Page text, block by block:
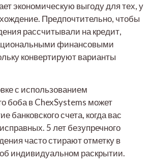
экономическую выгоду для тех, у
Предпочтительно, чтобы
рассчитывали на кредит,
финансовыми
конвертируют варианты
с использованием
боба в ChexSystems может
банковского счета, когда вас
5 лет безупречного
часто стирают отметку в
индивидуальном раскрытии.